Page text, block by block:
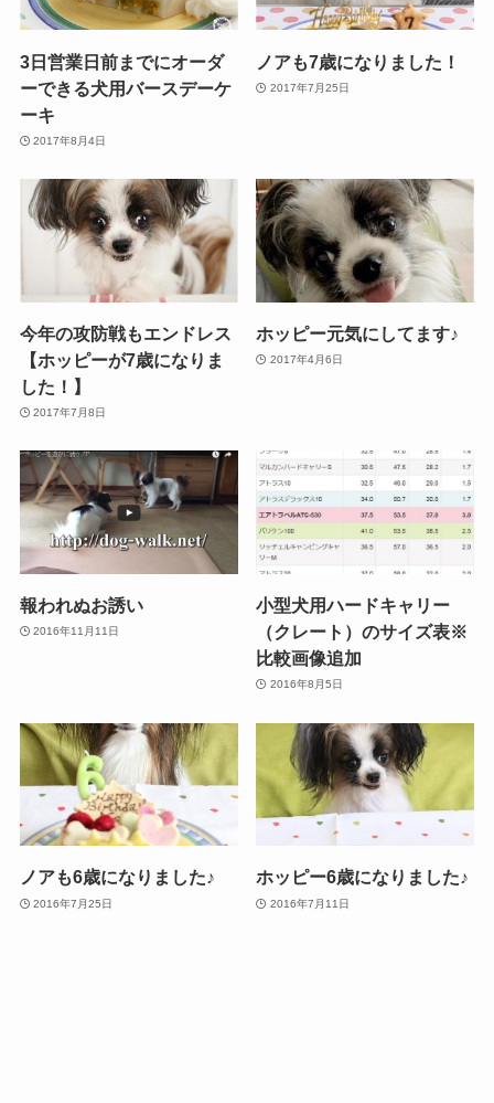
3日営業日前までにオーダ
ーできる犬用バースデーケ
ーキ
2017年8月4日
ノアも7歳になりました！
2017年7月25日
今年の攻防戦もエンドレス
【ホッピーが7歳になりま
した！】
2017年7月8日
ホッピー元気にしてます♪
2017年4月6日
報われぬお誘い
2016年11月11日
小型犬用ハードキャリー
（クレート）のサイズ表※
比較画像追加
2016年8月5日
ノアも6歳になりました♪
2016年7月25日
ホッピー6歳になりました♪
2016年7月11日